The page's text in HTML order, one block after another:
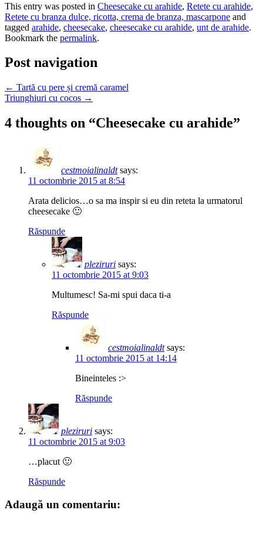
This entry was posted in Cheesecake cu arahide, Retete cu arahide,
Retete cu branza dulce, ricotta, crema de branza, mascarpone and
tagged arahide, cheesecake, cheesecake cu arahide, unt de arahide.
Bookmark the permalink.
Post navigation
← Tartă cu pere și cremă caramel
Triunghiuri cu cocos →
4 thoughts on “Cheesecake cu arahide”
cestmoialinaldt says:
11 octombrie 2015 at 8:54
Arata delicios…o sa ma inspir si eu din reteta la urmatorul
cheesecake 🙂
Răspunde
pleziruri says:
11 octombrie 2015 at 9:03
Multumesc! Sa-mi spui daca ti-a
Răspunde
cestmoialinaldt says:
11 octombrie 2015 at 14:14
Bineinteles :>
Răspunde
pleziruri says:
11 octombrie 2015 at 9:03
…placut 🙂
Răspunde
Adaugă un comentariu: